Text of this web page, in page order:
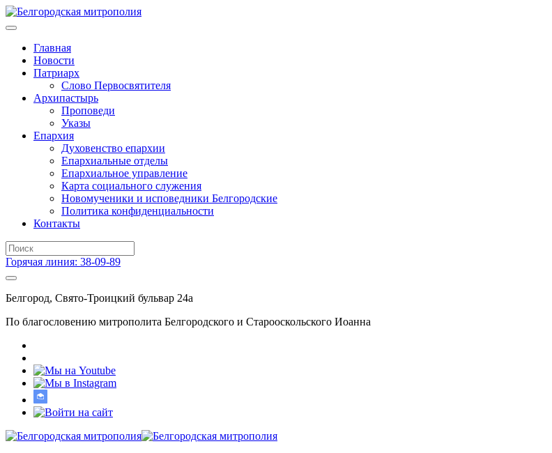
Главная
Новости
Патриарх
Слово Первосвятителя
Архипастырь
Проповеди
Указы
Епархия
Духовенство епархии
Епархиальные отделы
Епархиальное управление
Карта социального служения
Новомученики и исповедники Белгородские
Политика конфиденциальности
Контакты
Горячая линия: 38-09-89
Белгород, Свято-Троицкий бульвар 24а
По благословению митрополита Белгородского и Старооскольского Иоанна